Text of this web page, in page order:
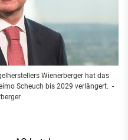
Wienerberger hat das
Scheuch bis 2029 verlängert. -